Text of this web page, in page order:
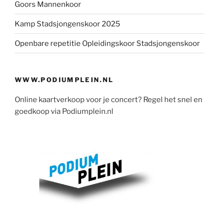
Goors Mannenkoor
Kamp Stadsjongenskoor 2025
Openbare repetitie Opleidingskoor Stadsjongenskoor
WWW.PODIUMPLEIN.NL
Online kaartverkoop voor je concert? Regel het snel en
goedkoop via Podiumplein.nl